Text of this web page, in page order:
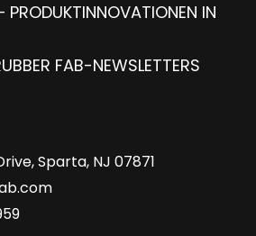
PRODUKTINNOVATIONEN IN
FAB-NEWSLETTERS
Sparta, NJ 07871